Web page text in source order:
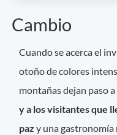
Cambio
Cuando se acerca el
otoño de colores
montañas dejan paso
y a los visitantes que
paz y una gastronomía